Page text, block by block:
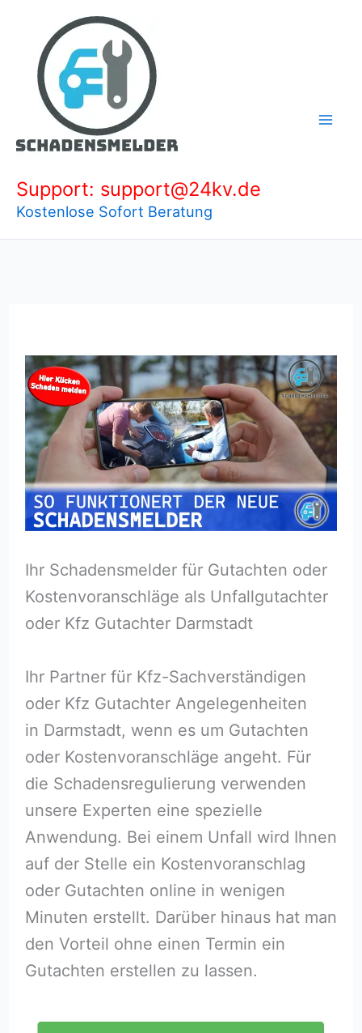
springen
Support: support@24kv.de
Kostenlose Sofort Beratung
Ihr Schadensmelder für Gutachten oder
Kostenvoranschläge als Unfallgutachter
oder Kfz Gutachter Darmstadt
Ihr Partner für Kfz-Sachverständigen
oder Kfz Gutachter Angelegenheiten
in Darmstadt, wenn es um Gutachten
oder Kostenvoranschläge angeht. Für
die Schadensregulierung verwenden
unsere Experten eine spezielle
Anwendung. Bei einem Unfall wird Ihnen
auf der Stelle ein Kostenvoranschlag
oder Gutachten online in wenigen
Minuten erstellt. Darüber hinaus hat man
den Vorteil ohne einen Termin ein
Gutachten erstellen zu lassen.